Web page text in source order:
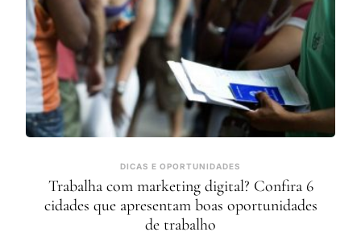
DICAS E OPORTUNIDADES
Trabalha com marketing digital? Confira 6
cidades que apresentam boas oportunidades
de trabalho